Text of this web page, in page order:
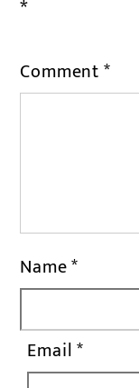
*
Comment*
Name*
Email*